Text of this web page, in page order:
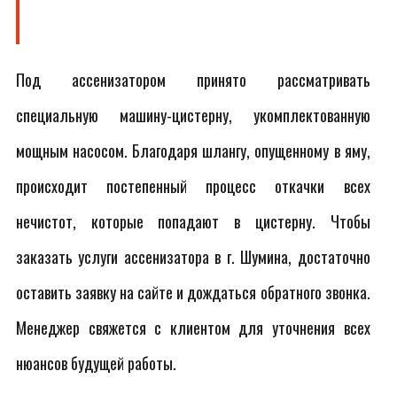
Под ассенизатором принято рассматривать
специальную машину-цистерну, укомплектованную
мощным насосом. Благодаря шлангу, опущенному в яму,
происходит постепенный процесс откачки всех
нечистот, которые попадают в цистерну. Чтобы
заказать услуги ассенизатора в г. Шумина, достаточно
оставить заявку на сайте и дождаться обратного звонка.
Менеджер свяжется с клиентом для уточнения всех
нюансов будущей работы.